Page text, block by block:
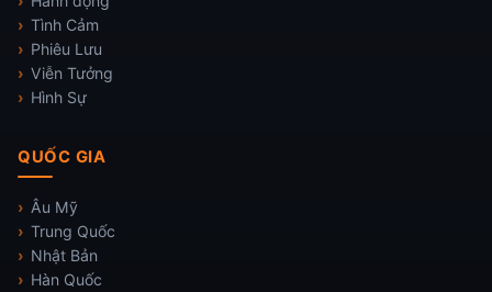
Tình Cảm
Phiêu Lưu
Viễn Tưởng
Hình Sự
QUỐC GIA
Âu Mỹ
Trung Quốc
Nhật Bản
Hàn Quốc